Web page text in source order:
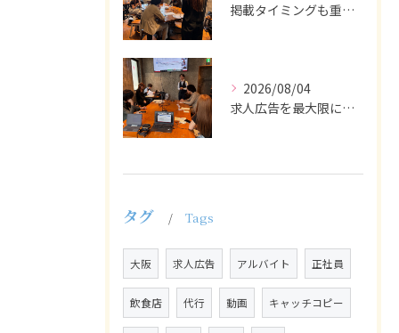
掲載タイミングも重要で、業界動向や求職者の活動時期に合わせて...
2026/08/04
求人広告を最大限に活用するためには、ターゲット設定の精度を高...
タグ Tags
大阪 求人広告 アルバイト 正社員
飲食店 代行 動画 キャッチコピー